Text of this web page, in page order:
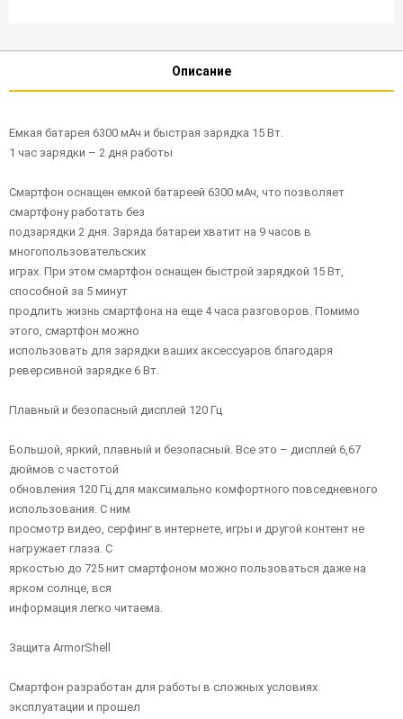
Описание
Емкая батарея 6300 мАч и быстрая зарядка 15 Вт.
1 час зарядки – 2 дня работы
Смартфон оснащен емкой батареей 6300 мАч, что позволяет
смартфону работать без
подзарядки 2 дня. Заряда батареи хватит на 9 часов в
многопользовательских
играх. При этом смартфон оснащен быстрой зарядкой 15 Вт,
способной за 5 минут
продлить жизнь смартфона на еще 4 часа разговоров. Помимо
этого, смартфон можно
использовать для зарядки ваших аксессуаров благодаря
реверсивной зарядке 6 Вт.
Плавный и безопасный дисплей 120 Гц
Большой, яркий, плавный и безопасный. Все это – дисплей 6,67
дюймов с частотой
обновления 120 Гц для максимально комфортного повседневного
использования. С ним
просмотр видео, серфинг в интернете, игры и другой контент не
нагружает глаза. С
яркостью до 725 нит смартфоном можно пользоваться даже на
ярком солнце, вся
информация легко читаема.
Защита ArmorShell
Смартфон разработан для работы в сложных условиях
эксплуатации и прошел